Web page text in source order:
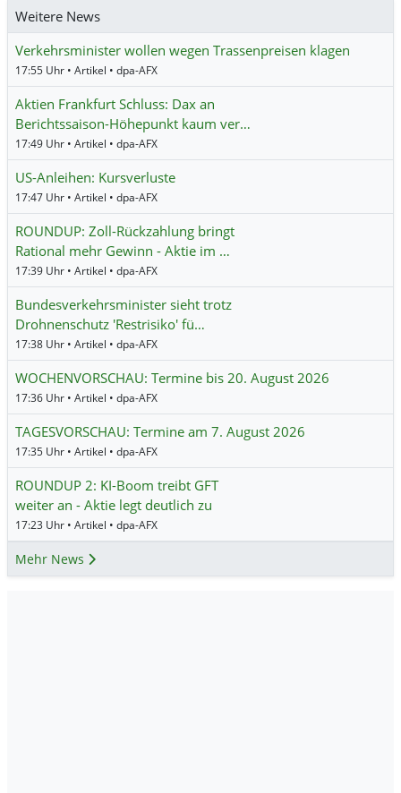
Weitere News
Verkehrsminister wollen wegen Trassenpreisen klagen
17:55 Uhr • Artikel • dpa-AFX
Aktien Frankfurt Schluss: Dax an
Berichtssaison-Höhepunkt kaum ver…
17:49 Uhr • Artikel • dpa-AFX
US-Anleihen: Kursverluste
17:47 Uhr • Artikel • dpa-AFX
ROUNDUP: Zoll-Rückzahlung bringt
Rational mehr Gewinn - Aktie im …
17:39 Uhr • Artikel • dpa-AFX
Bundesverkehrsminister sieht trotz
Drohnenschutz 'Restrisiko' fü…
17:38 Uhr • Artikel • dpa-AFX
WOCHENVORSCHAU: Termine bis 20. August 2026
17:36 Uhr • Artikel • dpa-AFX
TAGESVORSCHAU: Termine am 7. August 2026
17:35 Uhr • Artikel • dpa-AFX
ROUNDUP 2: KI-Boom treibt GFT
weiter an - Aktie legt deutlich zu
17:23 Uhr • Artikel • dpa-AFX
Mehr News